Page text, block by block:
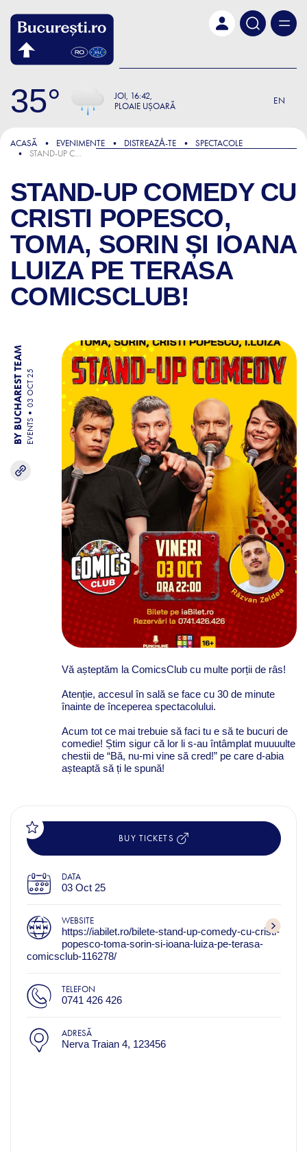
35 JOI 16:42
PLOAIE UȘOARĂ
EN
ACASĂ EVENIMENTE DISTREAZǍ-TE
SPECTACOLE
STAND-UP COMEDY CU CRISTI POPESCO, TOMA, SORIN ȘI IOANA LUIZA PE TERASA COMICSCLUB!
STAND-UP COMEDY CU
CRISTI POPESCO,
TOMA, SORIN ȘI IOANA
LUIZA PE TERASA
COMICSCLUB!
BY BUCHAREST TEAM EVENTS
03 OCT 25
Vă așteptăm la ComicsClub cu multe porții de râs!
Atenție, accesul în sală se face cu 30 de minute
înainte de începerea spectacolului.
Acum tot ce mai trebuie să faci tu e să te bucuri de
comedie! Știm sigur că lor li s-au întâmplat muuuulte
chestii de “Bă, nu-mi vine să cred!” pe care d-abia
așteaptă să ți le spună!
BUY TICKETS
DATA
03 Oct 25
WEBSITE
https://iabilet.ro/bilete-stand-up-comedy-cu-cristi-
popesco-toma-sorin-si-ioana-luiza-pe-terasa-
comicsclub-116278/
TELEFON
0741 426 426
ADRESĂ
Nerva Traian 4, 123456